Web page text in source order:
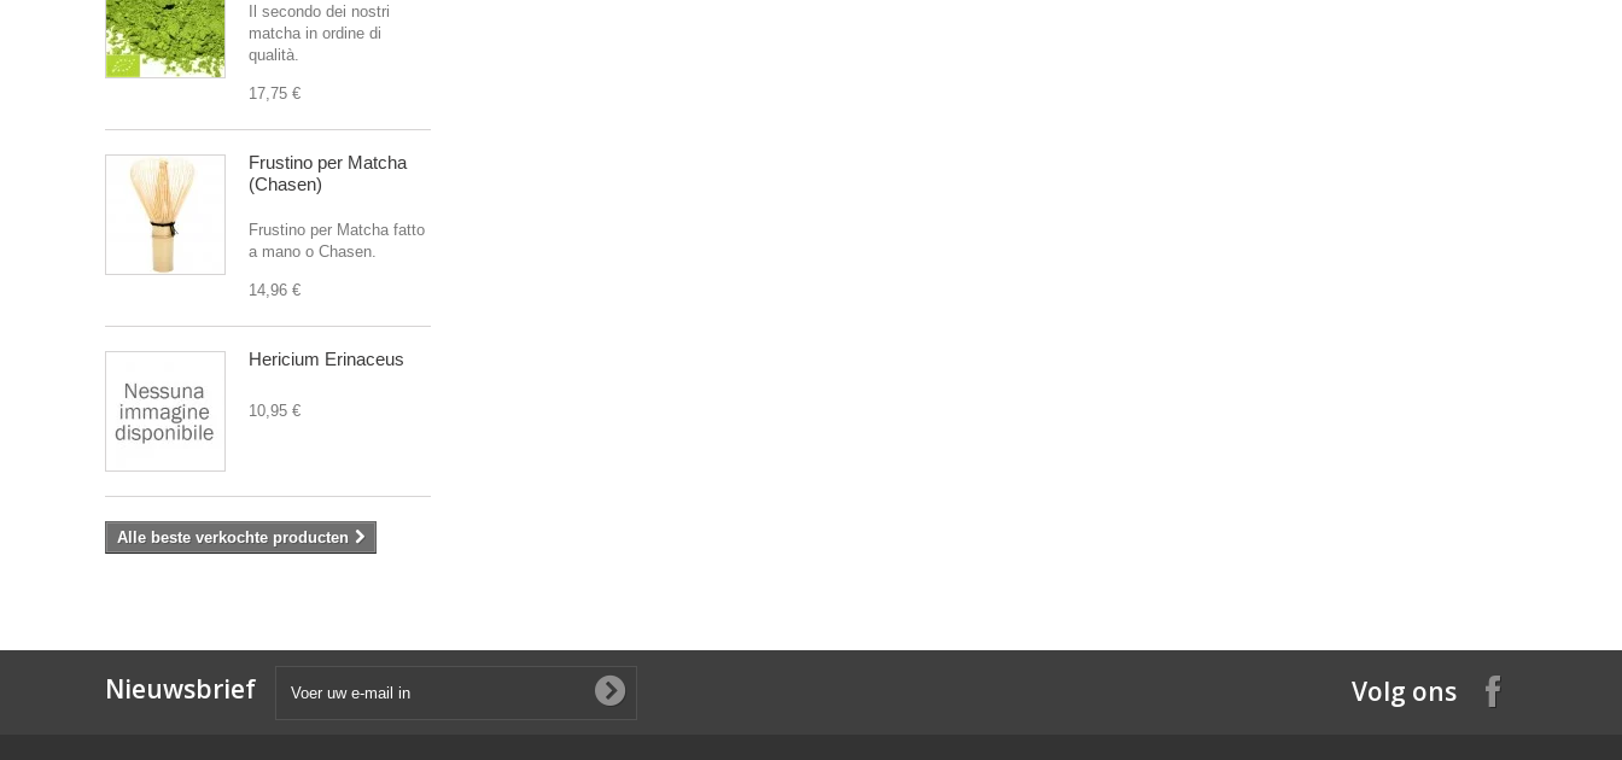
Il secondo dei nostri
matcha in ordine di
qualità.
17,75 €
Frustino per Matcha
(Chasen)
Frustino per Matcha fatto
a mano o Chasen.
14,96 €
Hericium Erinaceus
10,95 €
Alle beste verkochte producten
Nieuwsbrief Volg ons